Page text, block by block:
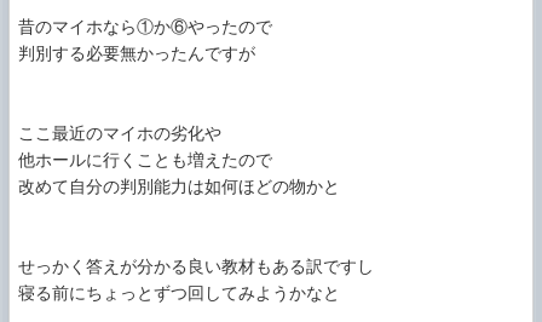
昔のマイホなら①か⑥やったので
判別する必要無かったんですが
ここ最近のマイホの劣化や
他ホールに行くことも増えたので
改めて自分の判別能力は如何ほどの物かと
せっかく答えが分かる良い教材もある訳ですし
寝る前にちょっとずつ回してみようかなと